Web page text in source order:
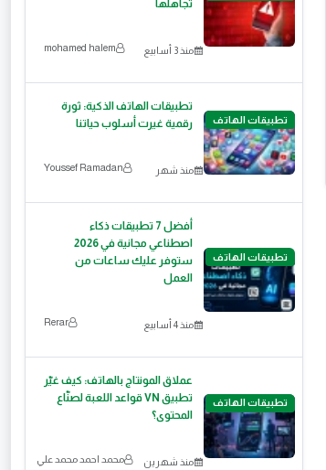
تجاهلها
منذ 3 أسابيع mohamed halem
تطبيقات الهاتف
تطبيقات الهاتف الذكية: ثورة
رقمية غيرت أسلوب حياتنا
منذ شهر Youssef Ramadan
تطبيقات الهاتف
أفضل 7 تطبيقات ذكاء
اصطناعي مجانية في 2026
ستوفر عليك ساعات من
العمل
منذ 4 أسابيع Rerar
تطبيقات الهاتف
​عملاق المونتاج بالهاتف: كيف غيّر
تطبيق VN قواعد اللعبة لصنّاع
المحتوى؟
منذ شهرين محمد احمد محمد علي